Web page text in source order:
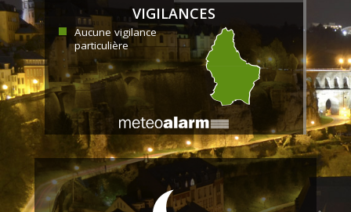
VIGILANCES
Aucune vigilance
particulière